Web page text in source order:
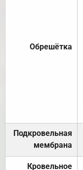
Обрешётка
Подкровельная
мембрана
Кровельное